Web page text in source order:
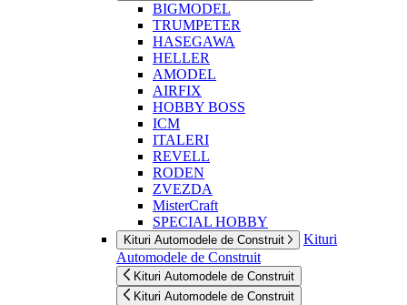
BIGMODEL
TRUMPETER
HASEGAWA
HELLER
AMODEL
AIRFIX
HOBBY BOSS
ICM
ITALERI
REVELL
RODEN
ZVEZDA
MisterCraft
SPECIAL HOBBY
Kituri Automodele de Construit
Kituri
Automodele de Construit
Kituri Automodele de Construit
Kituri Automodele de Construit